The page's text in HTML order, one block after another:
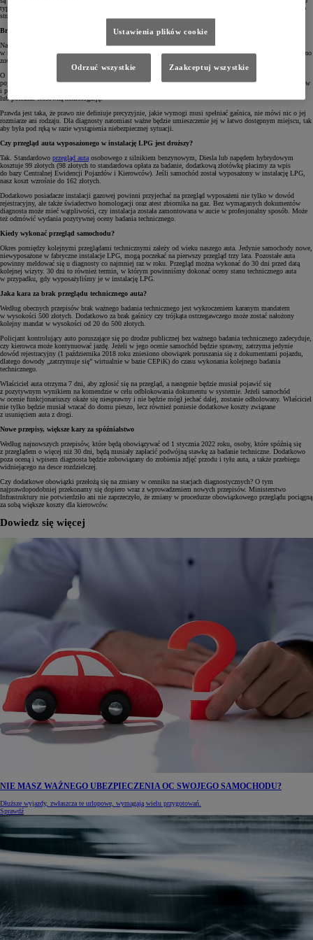
typu problem i uzna, że nie uda się go usunąć w warsztacie, może zatrzymać nasz dowód rejestracyjny, a auto
straci prawo do poruszania się po drogach publicznych.
Brak gaśnicy, brak przeglądu samochodu?
Na pozytywny wynik przeglądu ma wpływ nie tylko stan techniczny naszego samochodu, ale także to, co się
w nim znajduje. Przygotowując się do wizyty, warto również pamiętać o tym, że każde auto w Polsce powinno
zostać wyposażone w trójkąt ostrzegawczy oraz gaśnicę.
O ile z trójkątem zwykle nie ma problemu, gdyż jest on standardowym wyposażeniem praktycznie każdego
pojazdu wyprodukowanego w przeciągu ostatnich kilkudziesięciu lat, o tyle wokół gaśnic narosło wiele mitów
i półprawd. Według niektórych ekspertów gaśnica powinna zawierać minimum 1 kilogram środka gaśniczego
lub posiadać stosowną homologację.
Prawda jest taka, że prawo nie definiuje precyzyjnie, jakie wymogi musi spełniać gaśnica, nie mówi nic o jej
rozmiarze ani rodzaju. Dla diagnosty natomiast ważne będzie umieszczenie jej w łatwo dostępnym miejscu, tak
aby była pod ręką w razie wystąpienia niebezpiecznej sytuacji.
Czy przegląd auta wyposażonego w instalację LPG jest droższy?
Tak. Standardowo przegląd auta osobowego z silnikiem benzynowym, Diesla lub napędem hybrydowym
kosztuje 99 złotych (98 złotych to standardowa opłata za badanie, dodatkową złotówkę płacimy za wpis
do bazy Centralnej Ewidencji Pojazdów i Kierowców). Jeśli samochód został wyposażony w instalację LPG,
nasz koszt wzrośnie do 162 złotych.
Dodatkowo posiadacze instalacji gazowej powinni przyjechać na przegląd wyposażeni nie tylko w dowód
rejestracyjny, ale także świadectwo homologacji oraz atest zbiornika na gaz. Bez wymaganych dokumentów
diagnosta może mieć wątpliwości, czy instalacja została zamontowana w aucie w profesjonalny sposób. Może
też odmówić wydania pozytywnej oceny badania technicznego.
Kiedy wykonać przegląd samochodu?
Okres pomiędzy kolejnymi przeglądami technicznymi zależy od wieku naszego auta. Jedynie samochody nowe,
niewyposażone w fabryczne instalacje LPG, mogą poczekać na pierwszy przegląd trzy lata. Pozostałe auta
powinny meldować się u diagnosty co najmniej raz w roku. Przegląd można wykonać do 30 dni przed datą
kolejnej wizyty. 30 dni to również termin, w którym powinniśmy dokonać oceny stanu technicznego auta
w przypadku, gdy wyposażyliśmy je w instalację LPG.
Jaka kara za brak przeglądu technicznego auta?
Według obecnych przepisów brak ważnego badania technicznego jest wykroczeniem karanym mandatem
w wysokości 500 złotych. Dodatkowo za brak gaśnicy czy trójkąta ostrzegawczego może zostać nałożony
kolejny mandat w wysokości od 20 do 500 złotych.
Policjant kontrolujący auto poruszające się po drodze publicznej bez ważnego badania technicznego zadecyduje,
czy kierowca może kontynuować jazdę. Jeżeli w jego ocenie samochód będzie sprawny, zatrzyma jedynie
dowód rejestracyjny (1 października 2018 roku zniesiono obowiązek poruszania się z dokumentami pojazdu,
dlatego dowody „zatrzymuje się” wirtualnie w bazie CEPiK) do czasu wykonania kolejnego badania
technicznego.
Właściciel auta otrzyma 7 dni, aby zgłosić się na przegląd, a następnie będzie musiał pojawić się
z pozytywnym wynikiem na komendzie w celu odblokowania dokumentu w systemie. Jeżeli samochód
w ocenie funkcjonariuszy okaże się niesprawny i nie będzie mógł jechać dalej, zostanie odholowany. Właściciel
nie tylko będzie musiał wracać do domu pieszo, lecz również poniesie dodatkowe koszty związane
z usunięciem auta z drogi.
Nowe przepisy, większe kary za spóźnialstwo
Według najnowszych przepisów, które będą obowiązywać od 1 stycznia 2022 roku, osoby, które spóźnią się
z przeglądem o więcej niż 30 dni, będą musiały zapłacić podwójną stawkę za badanie techniczne. Dodatkowo
poza oceną i wpisem diagnosta będzie zobowiązany do zrobienia zdjęć przodu i tyłu auta, a także przebiegu
widniejącego na desce rozdzielczej.
Czy dodatkowe obowiązki przełożą się na zmiany w cenniku na stacjach diagnostycznych? O tym
najprawdopodobniej przekonamy się dopiero wraz z wprowadzeniem nowych przepisów. Ministerstwo
Infrastruktury nie potwierdziło ani nie zaprzeczyło, że zmiany w procedurze obowiązkowego przeglądu pociągną
za sobą większe koszty dla kierowców.
Dowiedz się więcej
NIE MASZ WAŻNEGO UBEZPIECZENIA OC SWOJEGO SAMOCHODU?
Dłuższe wyjazdy, zwłaszcza te urlopowe, wymagają wielu przygotowań.
Sprawdź
Ustawienia plików cookie
Odrzuć wszystkie Zaakceptuj wszystkie